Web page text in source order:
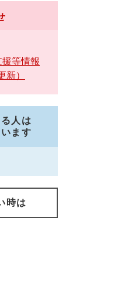
等情報
新）
人は
ます
時は